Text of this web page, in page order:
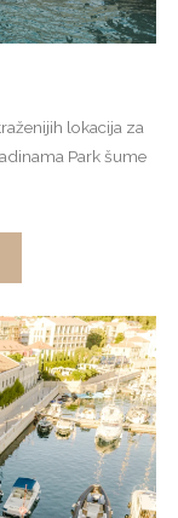
lokacija za
Park šume